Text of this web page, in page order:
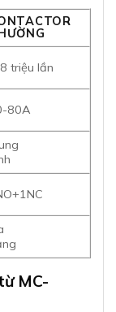
triệu lần
80A
MC-